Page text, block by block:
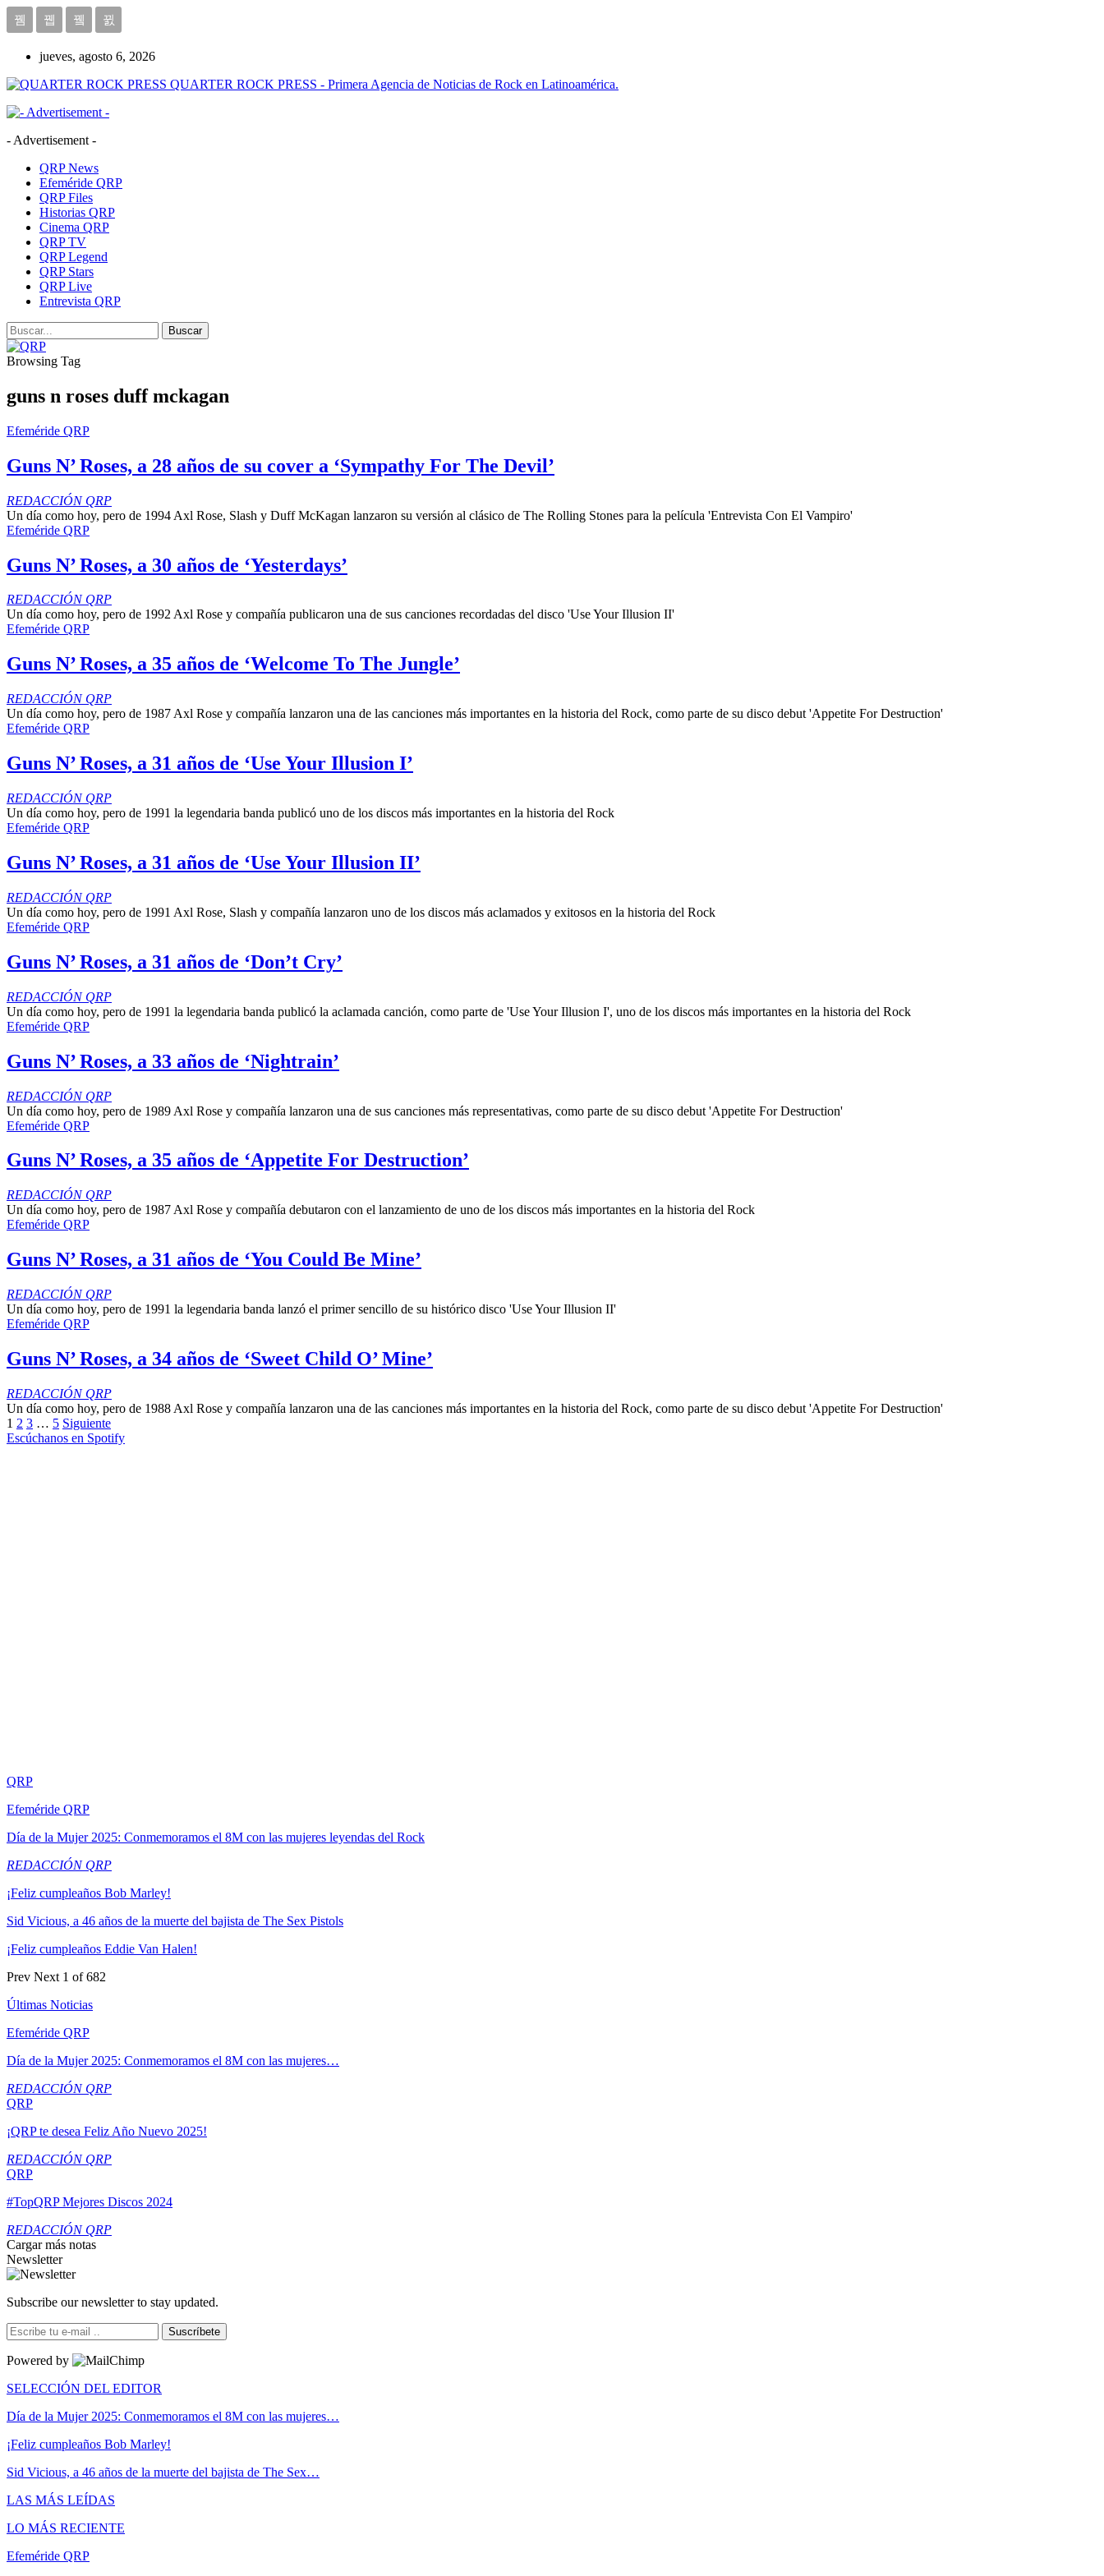
jueves, agosto 6, 2026
QUARTER ROCK PRESS - Primera Agencia de Noticias de Rock en Latinoamérica.
- Advertisement -
QRP News
Efeméride QRP
QRP Files
Historias QRP
Cinema QRP
QRP TV
QRP Legend
QRP Stars
QRP Live
Entrevista QRP
Browsing Tag
guns n roses duff mckagan
Efeméride QRP
Guns N’ Roses, a 28 años de su cover a ‘Sympathy For The Devil’
REDACCIÓN QRP
Un día como hoy, pero de 1994 Axl Rose, Slash y Duff McKagan lanzaron su versión al clásico de The Rolling Stones para la película 'Entrevista Con El Vampiro'
Efeméride QRP
Guns N’ Roses, a 30 años de ‘Yesterdays’
REDACCIÓN QRP
Un día como hoy, pero de 1992 Axl Rose y compañía publicaron una de sus canciones recordadas del disco 'Use Your Illusion II'
Efeméride QRP
Guns N’ Roses, a 35 años de ‘Welcome To The Jungle’
REDACCIÓN QRP
Un día como hoy, pero de 1987 Axl Rose y compañía lanzaron una de las canciones más importantes en la historia del Rock, como parte de su disco debut 'Appetite For Destruction'
Efeméride QRP
Guns N’ Roses, a 31 años de ‘Use Your Illusion I’
REDACCIÓN QRP
Un día como hoy, pero de 1991 la legendaria banda publicó uno de los discos más importantes en la historia del Rock
Efeméride QRP
Guns N’ Roses, a 31 años de ‘Use Your Illusion II’
REDACCIÓN QRP
Un día como hoy, pero de 1991 Axl Rose, Slash y compañía lanzaron uno de los discos más aclamados y exitosos en la historia del Rock
Efeméride QRP
Guns N’ Roses, a 31 años de ‘Don’t Cry’
REDACCIÓN QRP
Un día como hoy, pero de 1991 la legendaria banda publicó la aclamada canción, como parte de 'Use Your Illusion I', uno de los discos más importantes en la historia del Rock
Efeméride QRP
Guns N’ Roses, a 33 años de ‘Nightrain’
REDACCIÓN QRP
Un día como hoy, pero de 1989 Axl Rose y compañía lanzaron una de sus canciones más representativas, como parte de su disco debut 'Appetite For Destruction'
Efeméride QRP
Guns N’ Roses, a 35 años de ‘Appetite For Destruction’
REDACCIÓN QRP
Un día como hoy, pero de 1987 Axl Rose y compañía debutaron con el lanzamiento de uno de los discos más importantes en la historia del Rock
Efeméride QRP
Guns N’ Roses, a 31 años de ‘You Could Be Mine’
REDACCIÓN QRP
Un día como hoy, pero de 1991 la legendaria banda lanzó el primer sencillo de su histórico disco 'Use Your Illusion II'
Efeméride QRP
Guns N’ Roses, a 34 años de ‘Sweet Child O’ Mine’
REDACCIÓN QRP
Un día como hoy, pero de 1988 Axl Rose y compañía lanzaron una de las canciones más importantes en la historia del Rock, como parte de su disco debut 'Appetite For Destruction'
1 2 3 … 5 Siguiente
Escúchanos en Spotify
QRP
Efeméride QRP
Día de la Mujer 2025: Conmemoramos el 8M con las mujeres leyendas del Rock
REDACCIÓN QRP
¡Feliz cumpleaños Bob Marley!
Sid Vicious, a 46 años de la muerte del bajista de The Sex Pistols
¡Feliz cumpleaños Eddie Van Halen!
Prev Next 1 of 682
Últimas Noticias
Efeméride QRP
Día de la Mujer 2025: Conmemoramos el 8M con las mujeres…
REDACCIÓN QRP
QRP
¡QRP te desea Feliz Año Nuevo 2025!
REDACCIÓN QRP
QRP
#TopQRP Mejores Discos 2024
REDACCIÓN QRP
Cargar más notas
Newsletter
Subscribe our newsletter to stay updated.
Suscríbete
Powered by
SELECCIÓN DEL EDITOR
Día de la Mujer 2025: Conmemoramos el 8M con las mujeres…
¡Feliz cumpleaños Bob Marley!
Sid Vicious, a 46 años de la muerte del bajista de The Sex…
LAS MÁS LEÍDAS
LO MÁS RECIENTE
Efeméride QRP